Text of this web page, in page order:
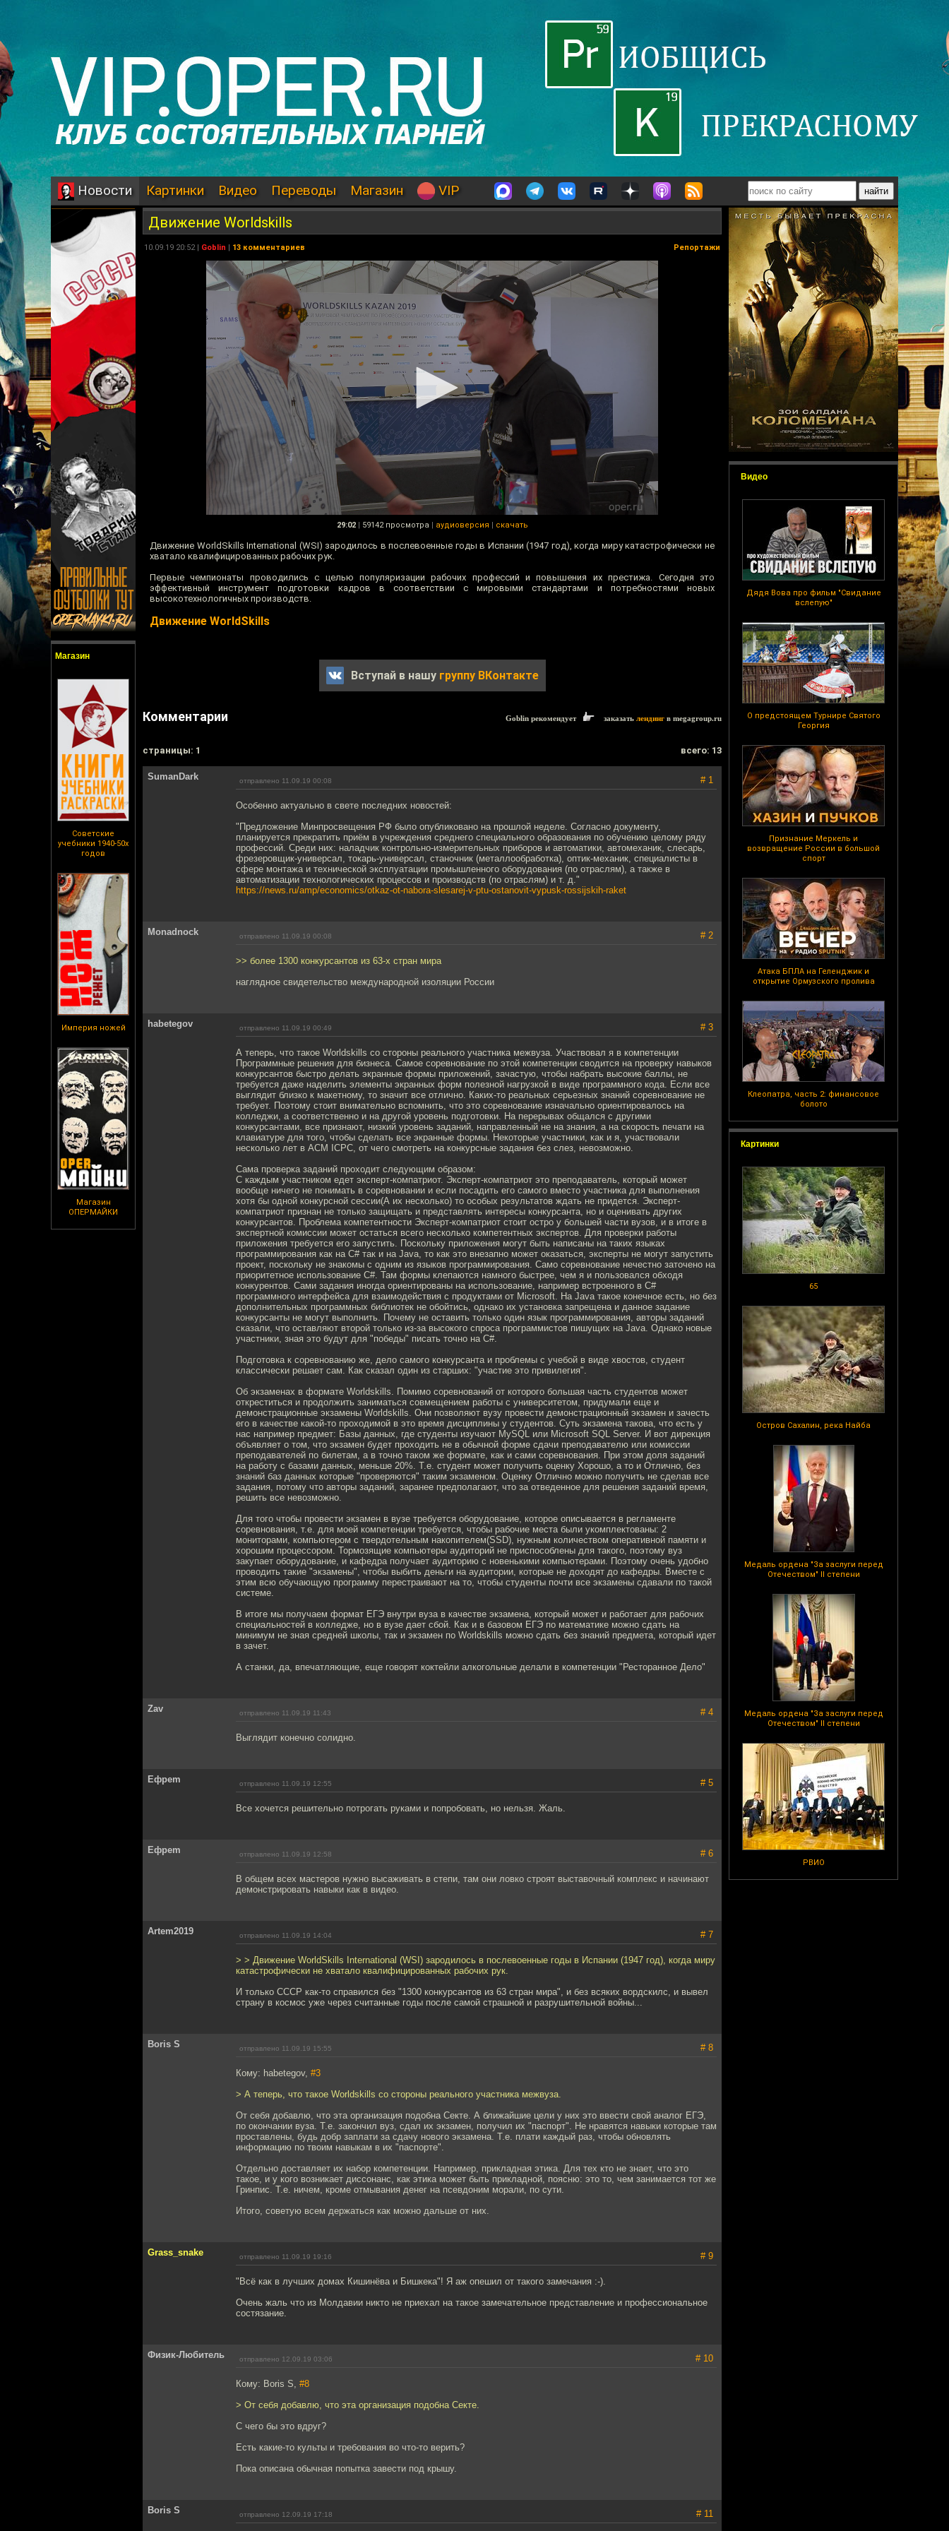
Новости Картинки Видео Переводы Магазин VIP
Магазин
Советские
учебники 1940-50х
годов
Империя ножей
Магазин
ОПЕРМАЙКИ
Видео
Дядя Вова про фильм "Свидание
вслепую"
О предстоящем Турнире Святого
Георгия
Признание Меркель и
возвращение России в большой
спорт
Атака БПЛА на Геленджик и
открытие Ормузского пролива
Клеопатра, часть 2: финансовое
болото
Картинки
65
Остров Сахалин, река Найба
Медаль ордена "За заслуги перед
Отечеством" II степени
Медаль ордена "За заслуги перед
Отечеством" II степени
РВИО
Движение Worldskills
10.09.19 20:52 | Goblin | 13 комментариев Репортажи
29:02 | 59142 просмотра | аудиоверсия | скачать
Движение WorldSkills International (WSI) зародилось в послевоенные годы в Испании (1947 год), когда миру катастрофически не
хватало квалифицированных рабочих рук.
Первые чемпионаты проводились с целью популяризации рабочих профессий и повышения их престижа. Сегодня это
эффективный инструмент подготовки кадров в соответствии с мировыми стандартами и потребностями новых
высокотехнологичных производств.
Движение WorldSkills
Вступай в нашу группу ВКонтакте
Комментарии Goblin рекомендует заказать лендинг в megagroup.ru
cтраницы: 1 всего: 13
SumanDark отправлено 11.09.19 00:08 # 1
Особенно актуально в свете последних новостей:
"Предложение Минпросвещения РФ было опубликовано на прошлой неделе. Согласно документу,
планируется прекратить приём в учреждения среднего специального образования по обучению целому ряду
профессий. Среди них: наладчик контрольно-измерительных приборов и автоматики, автомеханик, слесарь,
фрезеровщик-универсал, токарь-универсал, станочник (металлообработка), оптик-механик, специалисты в
сфере монтажа и технической эксплуатации промышленного оборудования (по отраслям), а также в
автоматизации технологических процессов и производств (по отраслям) и т. д."
https://news.ru/amp/economics/otkaz-ot-nabora-slesarej-v-ptu-ostanovit-vypusk-rossijskih-raket
Monadnock отправлено 11.09.19 00:08 # 2
>> более 1300 конкурсантов из 63-х стран мира
наглядное свидетельство международной изоляции России
habetegov отправлено 11.09.19 00:49 # 3
А теперь, что такое Worldskills cо стороны реального участника межвуза. Участвовал я в компетенции
Программные решения для бизнеса. Самое соревнование по этой компетенции сводится на проверку навыков
конкурсантов быстро делать экранные формы приложений, зачастую, чтобы набрать высокие баллы, не
требуется даже наделить элементы экранных форм полезной нагрузкой в виде программного кода. Если все
выглядит близко к макетному, то значит все отлично. Каких-то реальных серьезных знаний соревнование не
требует. Поэтому стоит внимательно вспомнить, что это соревнование изначально ориентировалось на
колледжи, а соответственно и на другой уровень подготовки. На перерывах общался с другими
конкурсантами, все признают, низкий уровень заданий, направленный не на знания, а на скорость печати на
клавиатуре для того, чтобы сделать все экранные формы. Некоторые участники, как и я, участвовали
несколько лет в ACM ICPC, от чего смотреть на конкурсные задания без слез, невозможно.
Сама проверка заданий проходит следующим образом:
С каждым участником едет эксперт-компатриот. Эксперт-компатриот это преподаватель, который может
вообще ничего не понимать в соревновании и если посадить его самого вместо участника для выполнения
хотя бы одной конкурсной сессии(А их несколько) то особых результатов ждать не придется. Эксперт-
компатриот признан не только защищать и представлять интересы конкурсанта, но и оценивать других
конкурсантов. Проблема компетентности Эксперт-компатриот стоит остро у большей части вузов, и в итоге в
экспертной комиссии может остаться всего несколько компетентных экспертов. Для проверки работы
приложения требуется его запустить. Поскольку приложения могут быть написаны на таких языках
программирования как на C# так и на Java, то как это внезапно может оказаться, эксперты не могут запустить
проект, поскольку не знакомы с одним из языков программирования. Само соревнование нечестно заточено на
приоритетное использование C#. Там формы клепаются намного быстрее, чем я и пользовался обходя
конкурентов. Сами задания иногда ориентированы на использование, например встроенного в C#
программного интерфейса для взаимодействия с продуктами от Microsoft. На Java такое конечное есть, но без
дополнительных программных библиотек не обойтись, однако их установка запрещена и данное задание
конкурсанты не могут выполнить. Почему не оставить только один язык программирования, авторы заданий
сказали, что оставляют второй только из-за высокого спроса программистов пишущих на Java. Однако новые
участники, зная это будут для "победы" писать точно на C#.
Подготовка к соревнованию же, дело самого конкурсанта и проблемы с учебой в виде хвостов, студент
классически решает сам. Как сказал один из старших: "участие это привилегия".
Об экзаменах в формате Worldskills. Помимо соревнований от которого большая часть студентов может
откреститься и продолжить заниматься совмещением работы с университетом, придумали еще и
демонстрационные экзамены Worldskills. Они позволяют вузу провести демонстрационный экзамен и зачесть
его в качестве какой-то проходимой в это время дисциплины у студентов. Суть экзамена такова, что есть у
нас например предмет: Базы данных, где студенты изучают MySQL или Microsoft SQL Server. И вот дирекция
объявляет о том, что экзамен будет проходить не в обычной форме сдачи преподавателю или комиссии
преподавателей по билетам, а в точно таком же формате, как и сами соревнования. При этом доля заданий
на работу с базами данных, меньше 20%. Т.е. студент может получить оценку Хорошо, а то и Отлично, без
знаний баз данных которые "проверяются" таким экзаменом. Оценку Отлично можно получить не сделав все
задания, потому что авторы заданий, заранее предполагают, что за отведенное для решения заданий время,
решить все невозможно.
Для того чтобы провести экзамен в вузе требуется оборудование, которое описывается в регламенте
соревнования, т.е. для моей компетенции требуется, чтобы рабочие места были укомплектованы: 2
мониторами, компьютером с твердотельным накопителем(SSD), нужным количеством оперативной памяти и
хорошим процессором. Тормозящие компьютеры аудиторий не приспособлены для такого, поэтому вуз
закупает оборудование, и кафедра получает аудиторию с новенькими компьютерами. Поэтому очень удобно
проводить такие "экзамены", чтобы выбить деньги на аудитории, которые не доходят до кафедры. Вместе с
этим всю обучающую программу перестраивают на то, чтобы студенты почти все экзамены сдавали по такой
системе.
В итоге мы получаем формат ЕГЭ внутри вуза в качестве экзамена, который может и работает для рабочих
специальностей в колледже, но в вузе дает сбой. Как и в базовом ЕГЭ по математике можно сдать на
минимум не зная средней школы, так и экзамен по Worldskills можно сдать без знаний предмета, который идет
в зачет.
А станки, да, впечатляющие, еще говорят коктейли алкогольные делали в компетенции "Ресторанное Дело"
Zav отправлено 11.09.19 11:43 # 4
Выглядит конечно солидно.
Ефреm отправлено 11.09.19 12:55 # 5
Все хочется решительно потрогать руками и попробовать, но нельзя. Жаль.
Ефреm отправлено 11.09.19 12:58 # 6
В общем всех мастеров нужно высаживать в степи, там они ловко строят выставочный комплекс и начинают
демонстрировать навыки как в видео.
Artem2019 отправлено 11.09.19 14:04 # 7
> > Движение WorldSkills International (WSI) зародилось в послевоенные годы в Испании (1947 год), когда миру
катастрофически не хватало квалифицированных рабочих рук.
И только СССР как-то справился без "1300 конкурсантов из 63 стран мира", и без всяких вордскилс, и вывел
страну в космос уже через считанные годы после самой страшной и разрушительной войны...
Boris S отправлено 11.09.19 15:55 # 8
Кому: habetegov, #3
> А теперь, что такое Worldskills cо стороны реального участника межвуза.
От себя добавлю, что эта организация подобна Секте. А ближайшие цели у них это ввести свой аналог ЕГЭ,
по окончании вуза. Т.е. закончил вуз, сдал их экзамен, получил их "паспорт". Не нравятся навыки которые там
проставлены, будь добр заплати за сдачу нового экзамена. Т.е. плати каждый раз, чтобы обновлять
информацию по твоим навыкам в их "паспорте".
Отдельно доставляет их набор компетенции. Например, прикладная этика. Для тех кто не знает, что это
такое, и у кого возникает диссонанс, как этика может быть прикладной, поясню: это то, чем занимается тот же
Гринпис. Т.е. ничем, кроме отмывания денег на псевдоним морали, по сути.
Итого, советую всем держаться как можно дальше от них.
Grass_snake отправлено 11.09.19 19:16 # 9
"Всё как в лучших домах Кишинёва и Бишкека"! Я аж опешил от такого замечания :-).
Очень жаль что из Молдавии никто не приехал на такое замечательное представление и профессиональное
состязание.
Физик-Любитель отправлено 12.09.19 03:06 # 10
Кому: Boris S, #8
> От себя добавлю, что эта организация подобна Секте.
С чего бы это вдруг?
Есть какие-то культы и требования во что-то верить?
Пока описана обычная попытка завести под крышу.
Boris S отправлено 12.09.19 17:18 # 11